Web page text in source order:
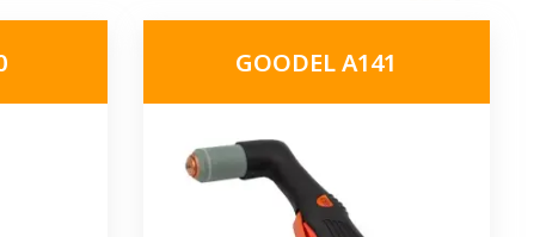
GOODEL A141